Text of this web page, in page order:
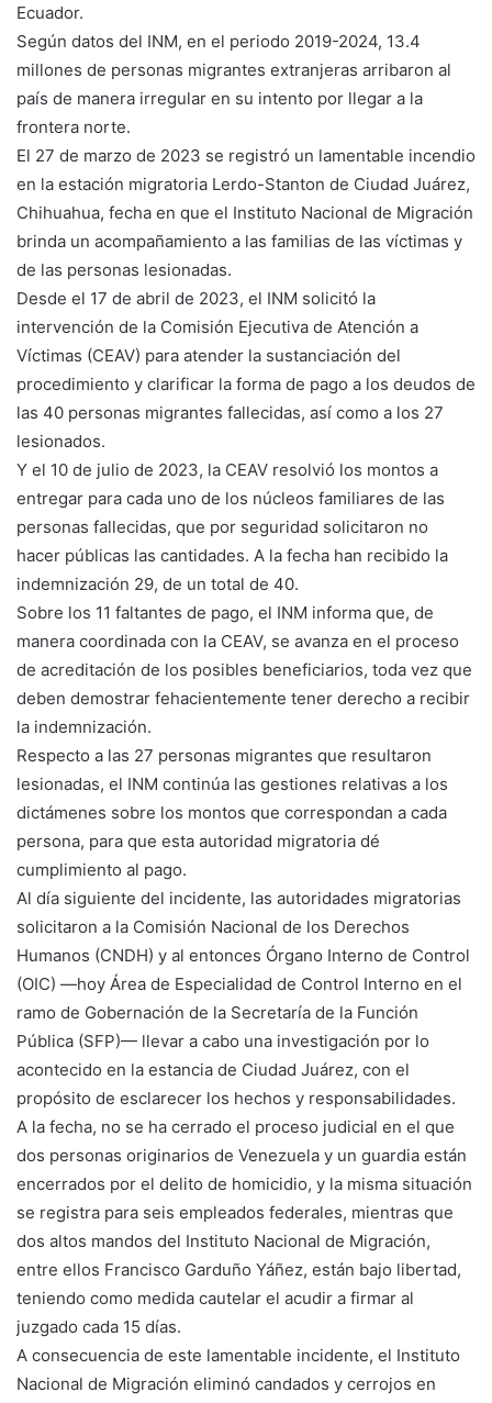
Ecuador.
Según datos del INM, en el periodo 2019-2024, 13.4
millones de personas migrantes extranjeras arribaron al
país de manera irregular en su intento por llegar a la
frontera norte.
El 27 de marzo de 2023 se registró un lamentable incendio
en la estación migratoria Lerdo-Stanton de Ciudad Juárez,
Chihuahua, fecha en que el Instituto Nacional de Migración
brinda un acompañamiento a las familias de las víctimas y
de las personas lesionadas.
Desde el 17 de abril de 2023, el INM solicitó la
intervención de la Comisión Ejecutiva de Atención a
Víctimas (CEAV) para atender la sustanciación del
procedimiento y clarificar la forma de pago a los deudos de
las 40 personas migrantes fallecidas, así como a los 27
lesionados.
Y el 10 de julio de 2023, la CEAV resolvió los montos a
entregar para cada uno de los núcleos familiares de las
personas fallecidas, que por seguridad solicitaron no
hacer públicas las cantidades. A la fecha han recibido la
indemnización 29, de un total de 40.
Sobre los 11 faltantes de pago, el INM informa que, de
manera coordinada con la CEAV, se avanza en el proceso
de acreditación de los posibles beneficiarios, toda vez que
deben demostrar fehacientemente tener derecho a recibir
la indemnización.
Respecto a las 27 personas migrantes que resultaron
lesionadas, el INM continúa las gestiones relativas a los
dictámenes sobre los montos que correspondan a cada
persona, para que esta autoridad migratoria dé
cumplimiento al pago.
Al día siguiente del incidente, las autoridades migratorias
solicitaron a la Comisión Nacional de los Derechos
Humanos (CNDH) y al entonces Órgano Interno de Control
(OIC) —hoy Área de Especialidad de Control Interno en el
ramo de Gobernación de la Secretaría de la Función
Pública (SFP)— llevar a cabo una investigación por lo
acontecido en la estancia de Ciudad Juárez, con el
propósito de esclarecer los hechos y responsabilidades.
A la fecha, no se ha cerrado el proceso judicial en el que
dos personas originarios de Venezuela y un guardia están
encerrados por el delito de homicidio, y la misma situación
se registra para seis empleados federales, mientras que
dos altos mandos del Instituto Nacional de Migración,
entre ellos Francisco Garduño Yáñez, están bajo libertad,
teniendo como medida cautelar el acudir a firmar al
juzgado cada 15 días.
A consecuencia de este lamentable incidente, el Instituto
Nacional de Migración eliminó candados y cerrojos en